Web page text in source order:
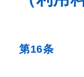
第16条